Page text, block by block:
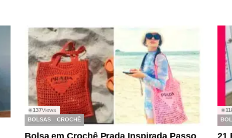
◉137Views
BOLSAS
CROCHÊ
Bolsa em Crochê Prada Inspirada Passo
◉
21